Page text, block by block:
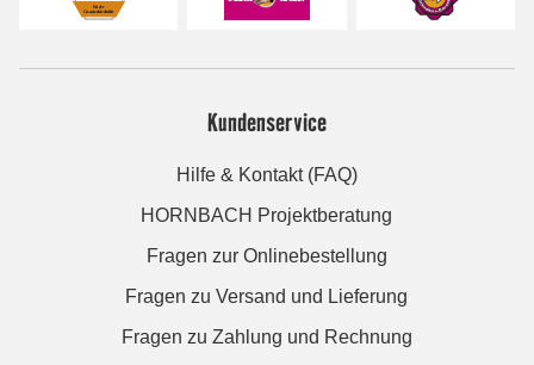
Kundenservice
Hilfe & Kontakt (FAQ)
HORNBACH Projektberatung
Fragen zur Onlinebestellung
Fragen zu Versand und Lieferung
Fragen zu Zahlung und Rechnung